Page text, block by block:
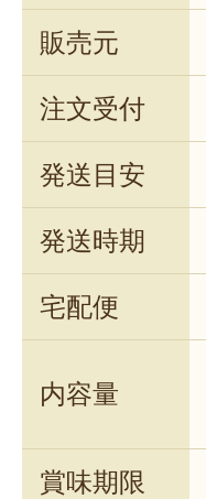
販売元
注文受付
発送目安
発送時期
宅配便
内容量
賞味期限